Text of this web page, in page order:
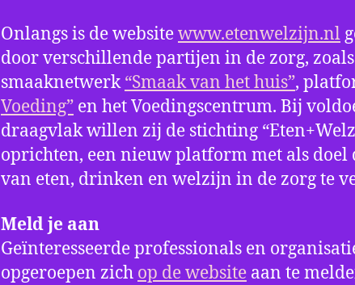
Onlangs is de websitewww.etenwelzijn.nl
door verschillende partijen in de zorg, zoals
smaaknetwerk“Smaak van het huis”,
Voeding” en het Voedingscentrum. Bij
draagvlak willen zij de stichting
oprichten, een nieuw platform met als
van eten, drinken en welzijn in de zorg te
Meld je aan
Geïnteresseerde professionals en
opgeroepen zich op de website aan te